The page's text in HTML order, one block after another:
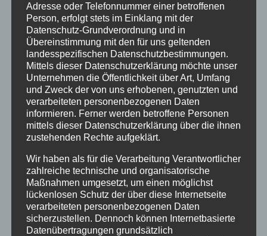
In den Warenkorb
Adresse oder Telefonnummer einer betroffenen
Person, erfolgt stets im Einklang mit der
Datenschutz-Grundverordnung und in
Übereinstimmung mit den für uns geltenden
landesspezifischen Datenschutzbestimmungen.
Mittels dieser Datenschutzerklärung möchte unser
Unternehmen die Öffentlichkeit über Art, Umfang
und Zweck der von uns erhobenen, genutzten und
verarbeiteten personenbezogenen Daten
informieren. Ferner werden betroffene Personen
mittels dieser Datenschutzerklärung über die ihnen
zustehenden Rechte aufgeklärt.
Wir haben als für die Verarbeitung Verantwortlicher
zahlreiche technische und organisatorische
Maßnahmen umgesetzt, um einen möglichst
lückenlosen Schutz der über diese Internetseite
verarbeiteten personenbezogenen Daten
sicherzustellen. Dennoch können Internetbasierte
Datenübertragungen grundsätzlich